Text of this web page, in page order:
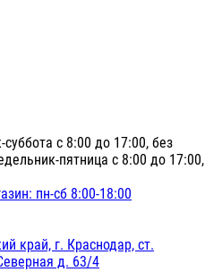
с 8:00 до 17:00, без
пятница с 8:00 до 17:00,
пн-сб 8:00-18:00
край, г. Краснодар, ст.
д. 63/4